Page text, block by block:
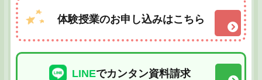
体験授業のお申し込みはこちら
LINEでカンタン資料請求